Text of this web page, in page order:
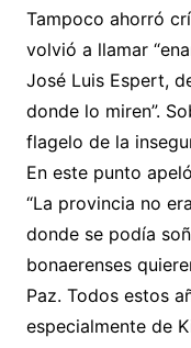
Tampoco ahorró
volvió a llamar
José Luis Espert,
donde lo miren”.
flagelo de la
En este punto
“La provincia no
donde se podía
bonaerenses
Paz. Todos estos
especialmente de